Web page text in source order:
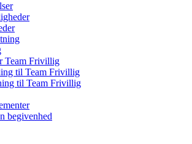
Team Frivillig
til Team Frivillig
til Team Frivillig
begivenhed